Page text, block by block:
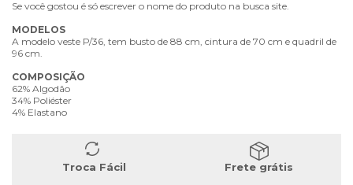
Se você gostou é só escrever o nome do produto na busca site.
MODELOS
A modelo veste P/36, tem busto de 88 cm, cintura de 70 cm e quadril de
96 cm.
COMPOSIÇÃO
62% Algodão
34% Poliéster
4% Elastano
Troca Fácil
Frete grátis